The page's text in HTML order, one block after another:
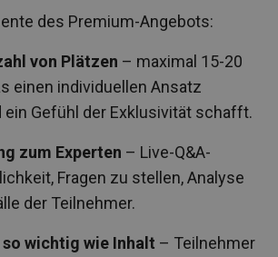
des Premium-Angebots:
von Plätzen – maximal 15-20
einen individuellen Ansatz
Gefühl der Exklusivität schafft.
zum Experten – Live-Q&A-
Fragen zu stellen, Analyse
der Teilnehmer.
wichtig wie Inhalt – Teilnehmer